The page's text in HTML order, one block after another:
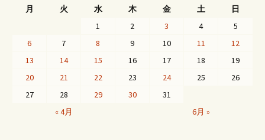
月
火 水 木 金 土 日
« 4月 6月 »
1 2 3 4
5
6
7 8 9 10 11
12
13
14 15 16 17 18
19
20
21 22 23 24 25
26
27
28 29 30 31